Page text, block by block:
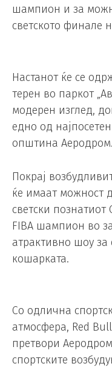
шампион и за
светското финале
Настанот ќе се
терен во паркот
модерен изглед,
едно од
општина Аеродром.
Покрај
ќе имаат можност
светски познатиот
FIBA шампион во
атрактивно шоу
кошарката.
Со одлична
атмосфера, Red
претвори
спортските